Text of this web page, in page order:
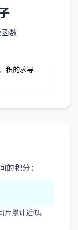
数
积的求导
积分：
累计近似。